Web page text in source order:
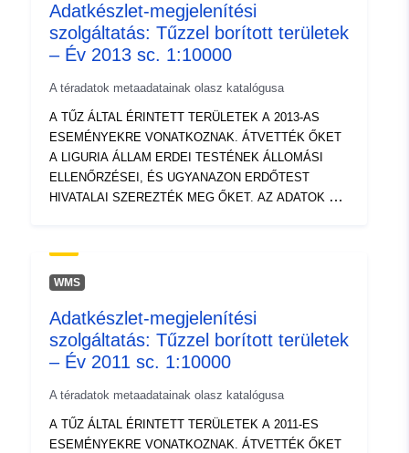
Típus: Polygon
Azonosítók: https://geoportal.regione.liguria.it/
http://data.europa.eu/88u/dataset/
d-1853-vs
Adatkészlet-megjelenítési
szolgáltatás: Tűzzel borított területek
– Év 2013 sc. 1:10000
A téradatok metaadatainak olasz katalógusa
A TŰZ ÁLTAL ÉRINTETT TERÜLETEK A 2013-AS
ESEMÉNYEKRE VONATKOZNAK. ÁTVETTÉK ŐKET
A LIGURIA ÁLLAM ERDEI TESTÉNEK ÁLLOMÁSI
ELLENŐRZÉSEI, ÉS UGYANAZON ERDŐTEST
HIVATALAI SZEREZTÉK MEG ŐKET. AZ ADATOK A
TÖBBET SZERETNE MEGTUDNI, TÁJÉKOZÓDHAT A
TŰZ ÁLTAL LEFEDETT TERÜLETEKRŐL IS –
TERÜLETEK – 2003/2012 SC. 1:10000. AZ OLDAL
TARTALMA: AZ EGÉSZ REGIONÁLIS TERÜLETET.
SZÁRMAZÁSI HELY: HEGYVIDÉKI INFORMÁCIÓS
DIGITALIZÁLÁS MŰSZAKI PAPÍRON ÉS/VAGY
KATASZTERI PAPÍRON
WMS
Adatkészlet-megjelenítési
szolgáltatás: Tűzzel borított területek
– Év 2011 sc. 1:10000
A téradatok metaadatainak olasz katalógusa
A TŰZ ÁLTAL ÉRINTETT TERÜLETEK A 2011-ES
ESEMÉNYEKRE VONATKOZNAK. ÁTVETTÉK ŐKET